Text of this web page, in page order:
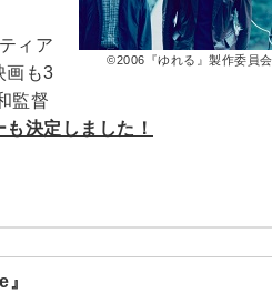
©2006『ゆれる』製作委員会
ィア
画も3
監督
決定しました！